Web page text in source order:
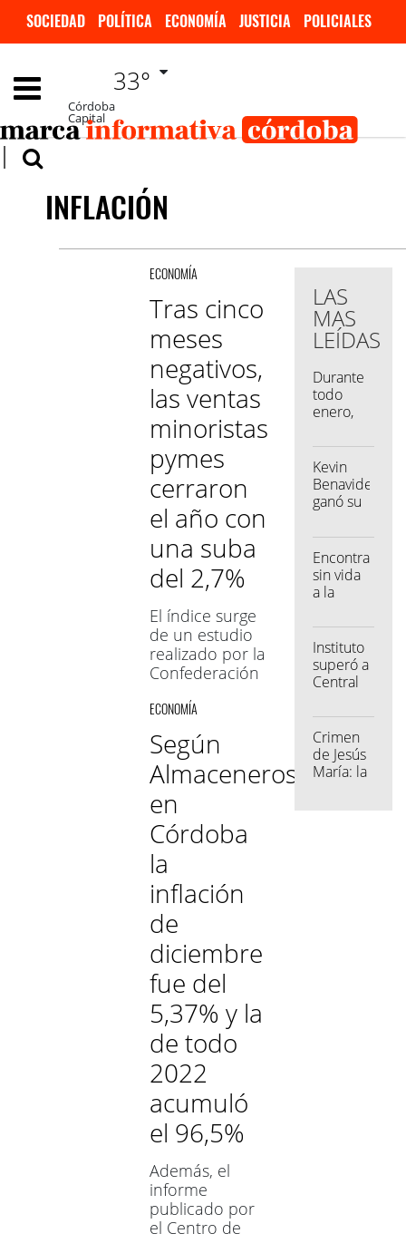
SOCIEDAD POLÍTICA ECONOMÍA JUSTICIA
POLICIALES
ESPECTÁCULOS
33°
Córdoba
Capital
INFLACIÓN
ECONOMÍA
Tras cinco
meses
negativos,
las ventas
minoristas
pymes
cerraron
el año con
una suba
del 2,7%
El índice surge
de un estudio
realizado por la
Confederación
Mediana
Empresa. El
único rubro
que contabilizó
una caída fue
el de Textil e
Indumentaria,
con un
retroceso del
8,5%
ECONOMÍA
Según
Almaceneros,
en
Córdoba
la
inflación
de
diciembre
fue del
5,37% y la
de todo
2022
acumuló
el 96,5%
Además, el
informe
publicado por
el Centro de
LAS
MAS
LEÍDAS
Durante
todo
enero,
Museos
públicos
de la
Provincia
tendrán
entrada
gratuita
todos
los días
Kevin
Benavides
ganó su
Dakar,
con
inspiración
de la
Encontraron
sin vida
a la
desaparecida
en La
Carlota
Instituto
superó a
Central
en un
amistoso
de
Crimen
de Jesús
María: la